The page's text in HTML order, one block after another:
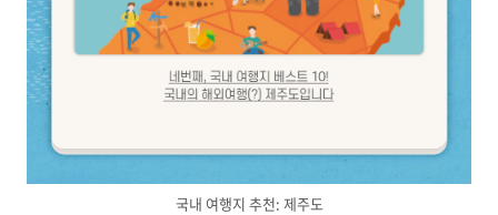
국내 여행지 추천: 제주도